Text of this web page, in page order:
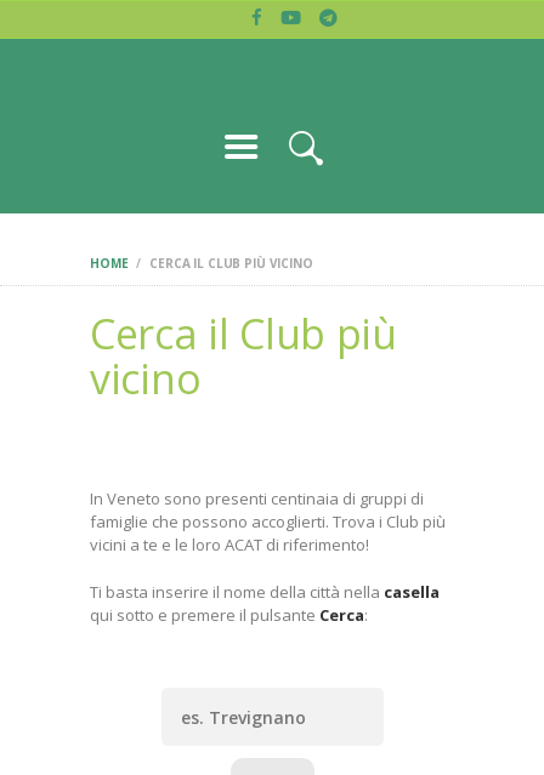
HOME CERCA IL CLUB PIÙ VICINO
Cerca il Club più
vicino
LETTURE
In Veneto sono presenti centinaia di gruppi di
famiglie che possono accoglierti. Trova i Club più
vicini a te e le loro ACAT di riferimento!
Ti basta inserire il nome della città nella casella
qui sotto e premere il pulsante Cerca: